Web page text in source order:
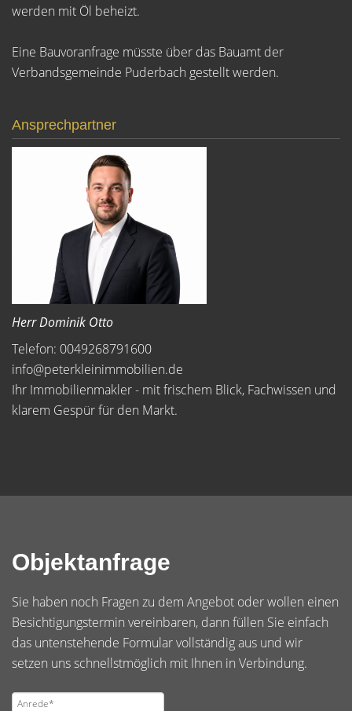
werden mit Öl beheizt.
Eine Bauvoranfrage müsste über das Bauamt der
Verbandsgemeinde Puderbach gestellt werden.
Ansprechpartner
Herr Dominik Otto
Telefon: 0049268791600
info@peterkleinimmobilien.de
Ihr Immobilienmakler - mit frischem Blick, Fachwissen und
klarem Gespür für den Markt.
Objektanfrage
Sie haben noch Fragen zu dem Angebot oder wollen einen
Besichtigungstermin vereinbaren, dann füllen Sie einfach
das untenstehende Formular vollständig aus und wir
setzen uns schnellstmöglich mit Ihnen in Verbindung.